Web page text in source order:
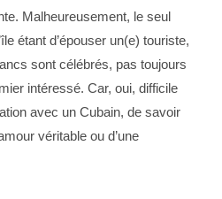
Malheureusement, le seul
étant d’épouser un(e) touriste,
sont célébrés, pas toujours
intéressé. Car, oui, difficile
avec un Cubain, de savoir
véritable ou d’une